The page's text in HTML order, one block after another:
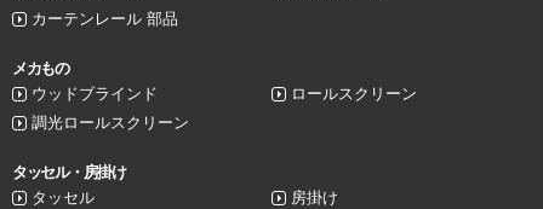
カーテンレール 部品
メカもの
ウッドブラインド
ロールスクリーン
調光ロールスクリーン
タッセル・房掛け
タッセル
房掛け